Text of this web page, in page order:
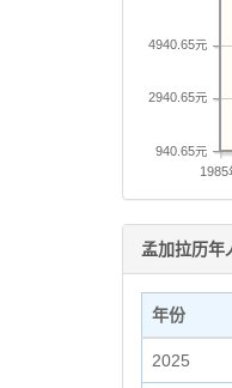
1985
940.65元
2940.65元
4940.65元
孟加拉历年
年份
2025